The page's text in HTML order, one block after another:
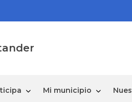
Mi municipio